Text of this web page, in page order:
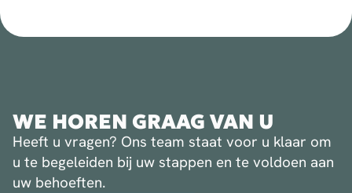
WE HOREN GRAAG VAN U
Heeft u vragen? Ons team staat voor u klaar om
u te begeleiden bij uw stappen en te voldoen aan
uw behoeften.